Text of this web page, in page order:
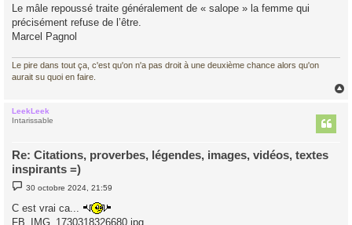
s
a
e
Le mâle repoussé traite généralement de « salope » la femme qui
précisément refuse de l’être.
Marcel Pagnol
Le pire dans tout ça, c'est qu'on n'a pas droit à une deuxième chance alors qu'on
aurait su quoi en faire.
LeekLeek
Intarissable
Re: Citations, proverbes, légendes, images, vidéos, textes
inspirants =)
M
e
s
a
30 octobre 2024, 21:59
C est vrai ca...
FB_IMG_1730318326680.jpg